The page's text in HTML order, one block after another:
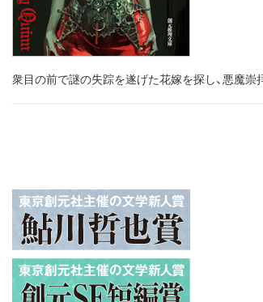
衆目の前で謎の失踪を遂げた花嫁を探し、悪魔崇